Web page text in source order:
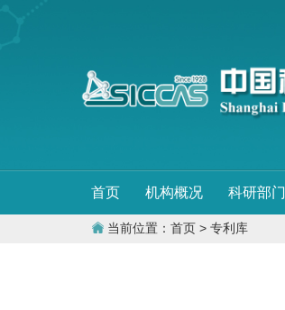
首页 机构概况 科研部门
当前位置： 首页 > 专利库